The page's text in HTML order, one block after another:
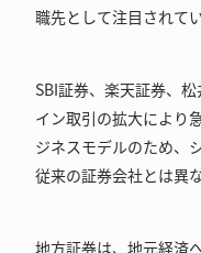
職先として注目されてい
SBI証券、楽天証券、
イン取引の拡大により
ジネスモデルのため、
従来の証券会社とは異
地方証券は、地元経済